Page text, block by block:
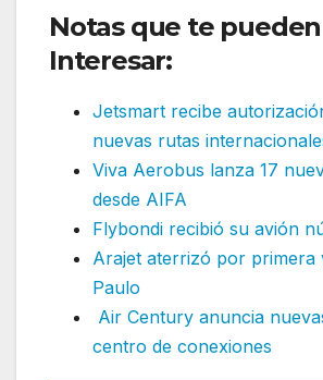
Notas que te pueden
Interesar:
Jetsmart recibe
nuevas rutas
Viva Aerobus lanza 17
desde AIFA
Flybondi recibió su avión
Arajet aterrizó por primera
Paulo
Air Century anuncia
centro de conexiones